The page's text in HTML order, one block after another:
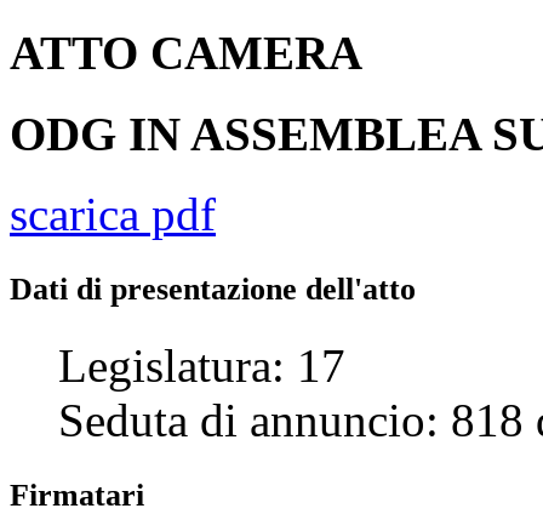
ATTO CAMERA
ODG IN ASSEMBLEA
scarica pdf
Dati di presentazione dell'atto
Legislatura: 17
Seduta di annuncio: 818
Firmatari